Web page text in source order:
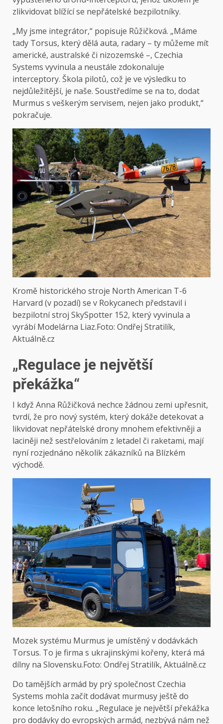
zlikvidovat blížící se nepřátelské bezpilotníky.
„My jsme integrátor,“ popisuje Růžičková. „Máme
tady Torsus, který dělá auta, radary – ty můžeme mít
americké, australské či nizozemské –, Czechia
Systems vyvinula a neustále zdokonaluje
interceptory. Škola pilotů, což je ve výsledku to
nejdůležitější, je naše. Soustředíme se na to, dodat
Murmus s veškerým servisem, nejen jako produkt,“
pokračuje.
Kromě historického stroje North American T-6
Harvard (v pozadí) se v Rokycanech představil i
bezpilotní stroj SkySpotter 152, který vyvinula a
vyrábí Modelárna Liaz.Foto: Ondřej Stratilík,
Aktuálně.cz
„Regulace je největší
překážka“
I když Anna Růžičková nechce žádnou zemi upřesnit,
tvrdí, že pro nový systém, který dokáže detekovat a
likvidovat nepřátelské drony mnohem efektivněji a
laciněji než sestřelováním z letadel či raketami, mají
nyní rozjednáno několik zákazníků na Blízkém
východě.
Mozek systému Murmus je umístěný v dodávkách
Torsus. To je firma s ukrajinskými kořeny, která má
dílny na Slovensku.Foto: Ondřej Stratilík, Aktuálně.cz
Do tamějších armád by prý společnost Czechia
Systems mohla začít dodávat murmusy ještě do
konce letošního roku. „Regulace je největší překážka
pro dodávky do evropských armád, nezbývá nám než